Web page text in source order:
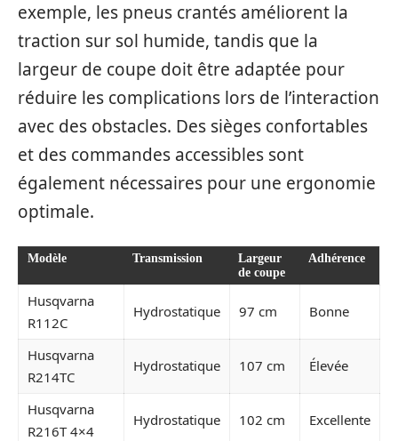
exemple, les pneus crantés améliorent la
traction sur sol humide, tandis que la
largeur de coupe doit être adaptée pour
réduire les complications lors de l’interaction
avec des obstacles. Des sièges confortables
et des commandes accessibles sont
également nécessaires pour une ergonomie
optimale.
Modèle Transmission
Largeur
de coupe
Adhérence
Husqvarna
R112C
Hydrostatique 97 cm Bonne
Husqvarna
R214TC
Hydrostatique 107 cm Élevée
Husqvarna
R216T 4×4
Hydrostatique 102 cm Excellente